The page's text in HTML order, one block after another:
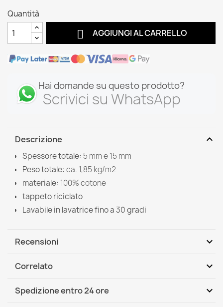
Quantità
 AGGIUNGI AL CARRELLO
Hai domande su questo prodotto?
Scrivici su WhatsApp
Descrizione expand_more
Spessore totale: 5 mm e 15 mm
Peso totale: ca. 1,85 kg/m2
materiale: 100%cotone
tappeto riciclato
Lavabile in lavatrice fino a 30 gradi
Recensioni expand_more
Correlato expand_more
Spedizione entro 24 ore expand_more